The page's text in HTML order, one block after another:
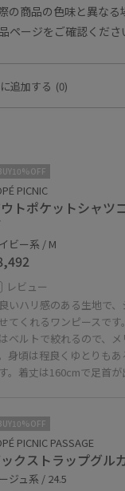
商品の色味と異なる
ページをご確認くださ
追加する (0)
PICNIC
トポケットシャツ
ビー系 / M
レビュー
いハリ感のある生地で
てくれるワンピースで
ベルトで絞れるので、
身頃は程良くゆとりも
。着丈は160cmで足首が
PICNIC PASSAGE
クストラップグル
ジュ系 / 24.5